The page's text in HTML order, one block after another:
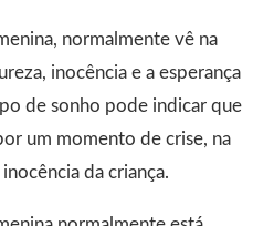
normalmente vê na
inocência e a esperança
de sonho pode indicar que
um momento de crise, na
da criança.